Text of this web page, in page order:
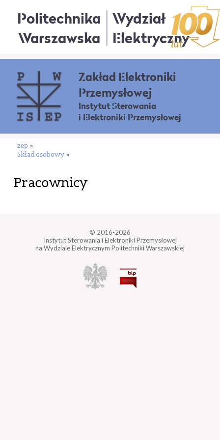
Politechnika
Warszawska
Wydział
Elektryczny
Zakład Elektroniki
Przemysłowej
Instytut Sterowania
i Elektroniki Przemysłowej
zep »
Skład osobowy »
Pracownicy
© 2016-2026
Instytut Sterowania i Elektroniki Przemysłowej
na Wydziale Elektrycznym Politechniki Warszawskiej